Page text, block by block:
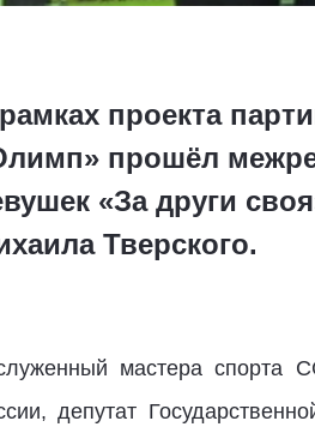
проекта
прошёл
«За други
Тверского.
мастера спорта
депутат